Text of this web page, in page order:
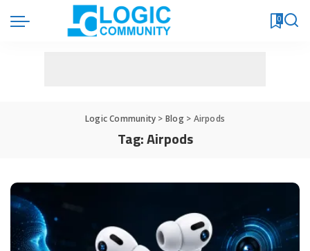
0
Logic Community > Blog> Airpods
Tag:Airpods